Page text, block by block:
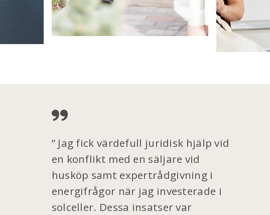
Jag fick värdefull juridisk hjälp vid
en konflikt med en säljare vid
husköp samt expertrådgivning i
energifrågor när jag investerade i
solceller. Dessa insatser var